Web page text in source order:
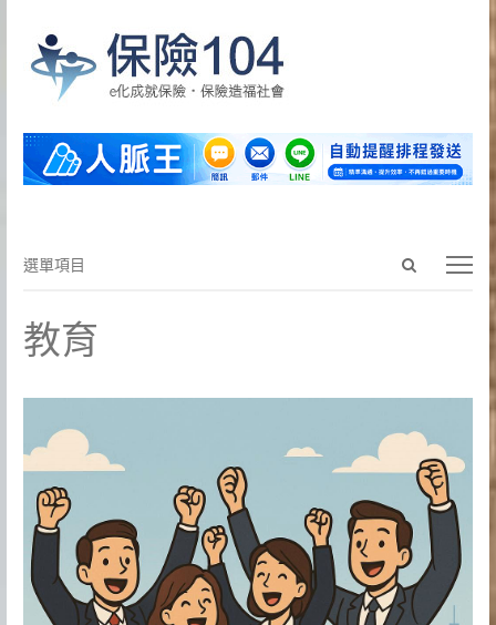
Open
search
選
目
選單項目
教育